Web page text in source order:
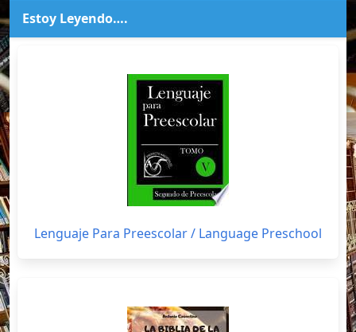
Estoy Leyendo….
Lenguaje Para Preescolar / Language Preschool